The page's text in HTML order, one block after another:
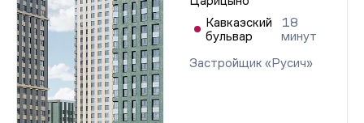
Кавказский
бульвар
18
минут
Застройщик «Русич»